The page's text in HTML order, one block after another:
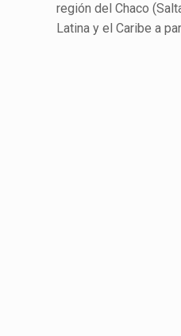
región del Chaco
Latina y el Caribe a